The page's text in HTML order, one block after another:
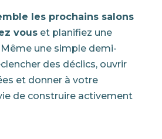
les prochains salons
vouset planifiez une
une simple demi-
des déclics, ouvrir
et donner à votre
de construire activement